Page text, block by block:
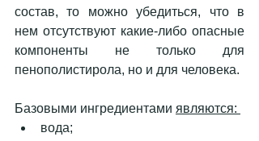
состав, то можно убедиться, что в
нем отсутствуют какие-либо опасные
компоненты не только для
пенополистирола, но и для человека.
Базовыми ингредиентами являются:
вода;